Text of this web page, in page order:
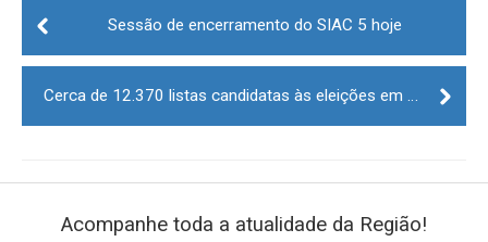
navigationSessão de encerramento do SIAC 5 hoje
Acompanhe toda a atualidade da Região!